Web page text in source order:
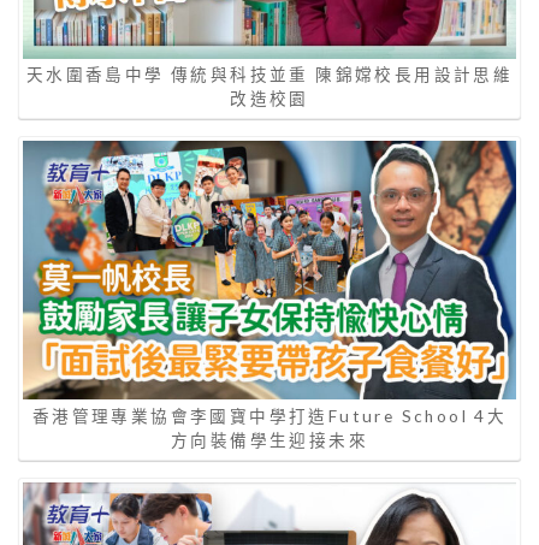
天水圍香島中學 傳統與科技並重 陳錦嫦校長用設計思維
改造校園
香港管理專業協會李國寶中學打造Future School 4大
方向裝備學生迎接未來